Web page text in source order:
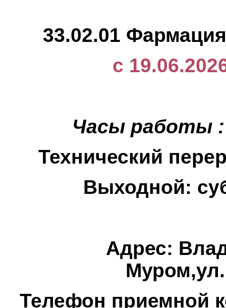
33.02.01
с
Часы работы
Технический
Выходной:
Адрес:
Телефон приемной